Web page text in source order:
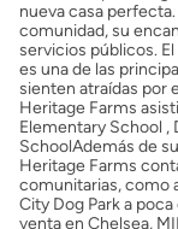
nueva casa
comunidad, su
servicios públicos.
es una de las
sienten atraídas por
Heritage Farms
Elementary School ,
SchoolAdemás de
Heritage Farms
comunitarias, como
City Dog Park a
venta en Chelsea,